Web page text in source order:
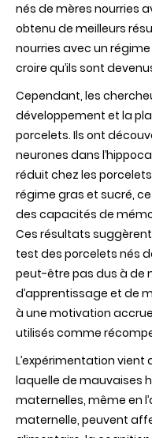
nés de mères nourries
obtenu de meilleurs
nourries avec un
croire qu’ils sont
Cependant, les
développement et la
porcelets. Ils ont
neurones dans
réduit chez les
régime gras et sucré,
des capacités de
Ces résultats
test des porcelets nés
peut-être pas dus à de
d’apprentissage et de
à une motivation
utilisés comme
L’expérimentation vient
laquelle de mauvaises
maternelles, même en
maternelle, peuvent